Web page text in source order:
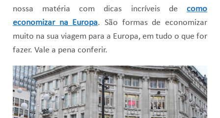
nossa matéria com dicas incríveis decomo
economizar na Europa. São formas de economizar
muito na sua viagem para a Europa, em tudo o que for
fazer. Vale a pena conferir.